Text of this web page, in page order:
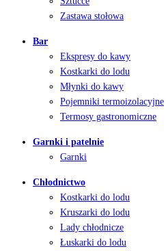
Zastawa stołowa
Bar
Ekspresy do kawy
Kostkarki do lodu
Młynki do kawy
Pojemniki termoizolacyjne
Termosy gastronomiczne
Garnki i patelnie
Garnki
Chłodnictwo
Kostkarki do lodu
Kruszarki do lodu
Lady chłodnicze
Łuskarki do lodu